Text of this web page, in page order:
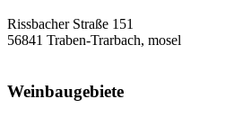
Rissbacher Straße 151
56841 Traben-Trarbach, mosel
Weinbaugebiete